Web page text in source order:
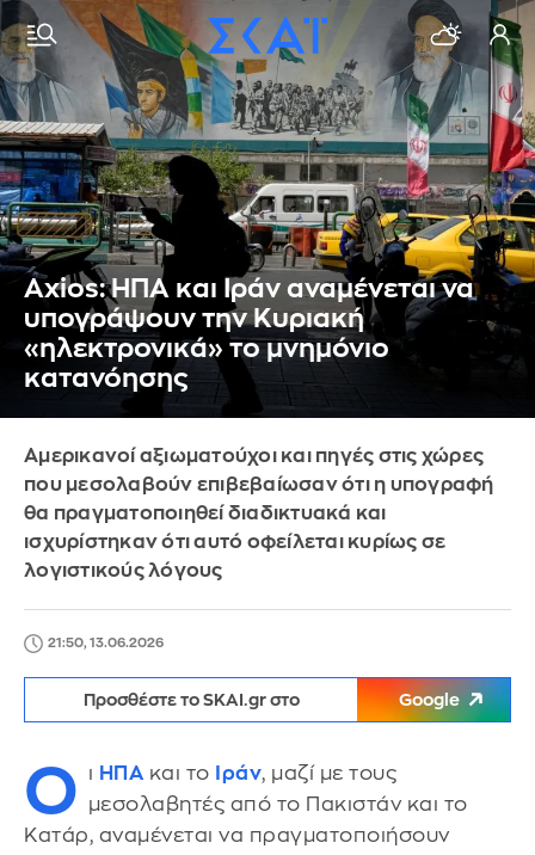
Axios: ΗΠΑ και Ιράν αναμένεται να
υπογράψουν την Κυριακή
«ηλεκτρονικά» το μνημόνιο
κατανόησης
Αμερικανοί αξιωματούχοι και πηγές στις χώρες
που μεσολαβούν επιβεβαίωσαν ότι η υπογραφή
θα πραγματοποιηθεί διαδικτυακά και
ισχυρίστηκαν ότι αυτό οφείλεται κυρίως σε
λογιστικούς λόγους
21:50, 13.06.2026
Προσθέστε το SKAI.gr στο Google
Ο ι ΗΠΑ και το Ιράν, μαζί με τους
μεσολαβητές από το Πακιστάν και το
Κατάρ, αναμένεται να πραγματοποιήσουν